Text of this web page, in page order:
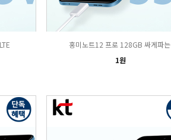
홍미노트12 프로 128GB 싸게파는
1원